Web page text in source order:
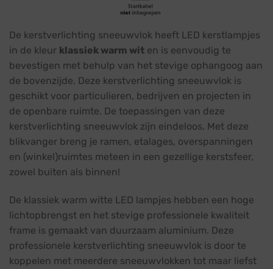
De kerstverlichting sneeuwvlok heeft LED kerstlampjes
in de kleur klassiek warm wit en is eenvoudig te
bevestigen met behulp van het stevige ophangoog aan
de bovenzijde. Deze kerstverlichting sneeuwvlok is
geschikt voor particulieren, bedrijven en projecten in
de openbare ruimte. De toepassingen van deze
kerstverlichting sneeuwvlok zijn eindeloos. Met deze
blikvanger breng je ramen, etalages, overspanningen
en (winkel)ruimtes meteen in een gezellige kerstsfeer,
zowel buiten als binnen!
De klassiek warm witte LED lampjes hebben een hoge
lichtopbrengst en het stevige professionele kwaliteit
frame is gemaakt van duurzaam aluminium. Deze
professionele kerstverlichting sneeuwvlok is door te
koppelen met meerdere sneeuwvlokken tot maar liefst